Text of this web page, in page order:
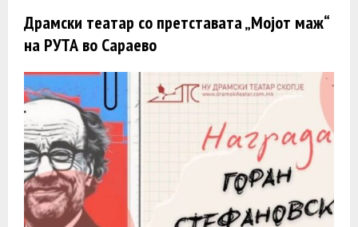
Драмски театар со претставата „Мојот маж“
на РУТА во Сараево